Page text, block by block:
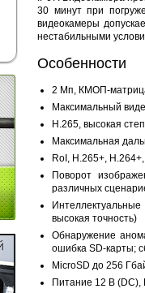
30 минут при
видеокамеры
нестабильными
Особенности
2 Мп, КМОП-матрица
Максимальный
H.265, высокая
Максимальная
RoI, H.265+,
Поворот
различных
высокая точность)
Обнаружение
ошибка SD-карты;
MicroSD до 256
Питание 12 В (DC),